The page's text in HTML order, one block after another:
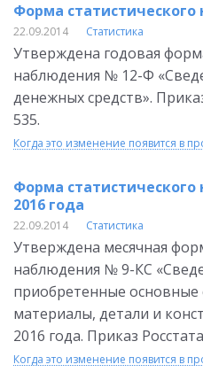
Форма
22.09.2014 Статистика
Утверждена годовая
наблюдения № 12-Ф
денежных средств».
535.
Когда это изменение появится в
Форма
2016 года
22.09.2014 Статистика
Утверждена месячная
наблюдения № 9-КС
приобретенные основные
материалы, детали и
2016 года. Приказ
Когда это изменение появится в